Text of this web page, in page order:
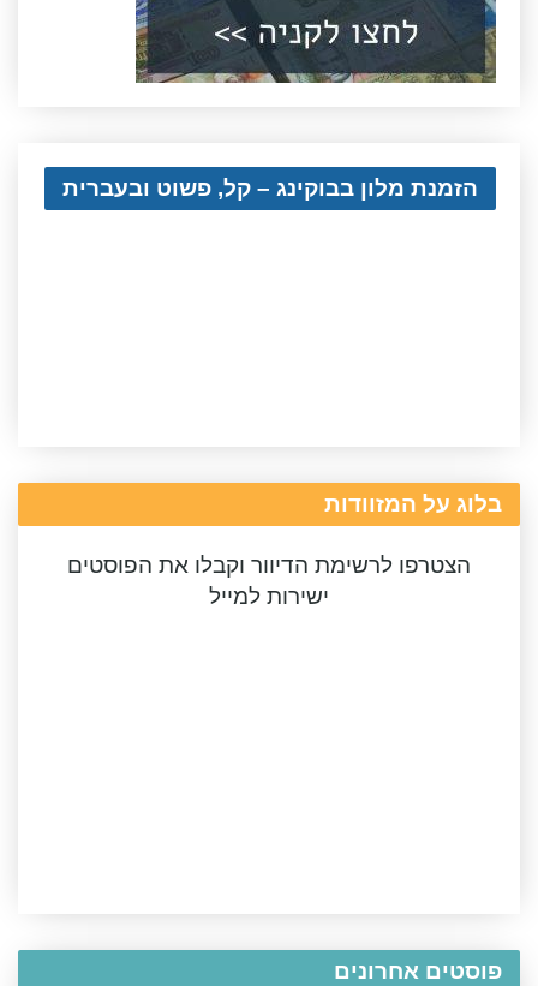
הזמנת מלון בבוקינג – קל, פשוט ובעברית
בלוג על המזוודות
הצטרפו לרשימת הדיוור וקבלו את הפוסטים
ישירות למייל
פוסטים אחרונים